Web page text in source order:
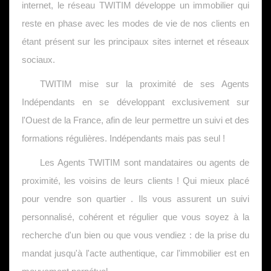
internet, le réseau TWITIM développe un immobilier qui
reste en phase avec les modes de vie de nos clients en
étant présent sur les principaux sites internet et réseaux
sociaux.
TWITIM mise sur la proximité de ses Agents
Indépendants en se développant exclusivement sur
l'Ouest de la France, afin de leur permettre un suivi et des
formations régulières. Indépendants mais pas seul !
Les Agents TWITIM sont mandataires ou agents de
proximité, les voisins de leurs clients ! Qui mieux placé
pour vendre son quartier . Ils vous assurent un suivi
personnalisé, cohérent et régulier que vous soyez à la
recherche d'un bien ou que vous vendiez : de la prise du
mandat jusqu'à l'acte authentique, car l'immobilier est en